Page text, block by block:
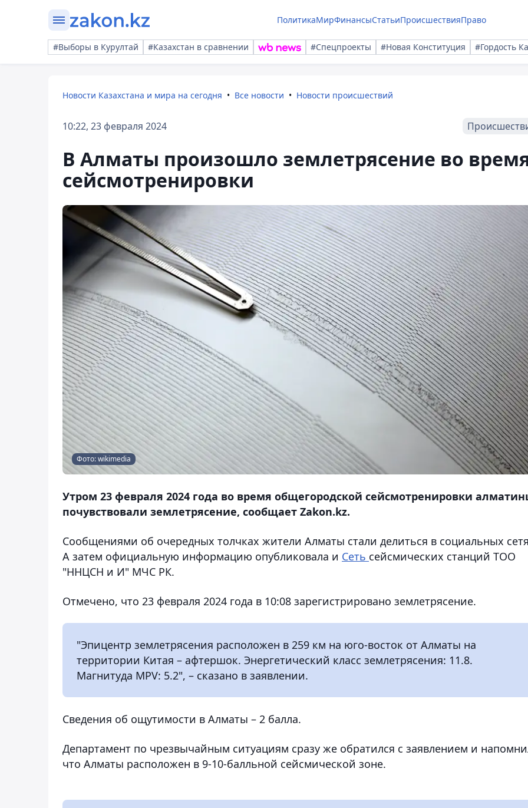
ПолитикаМирФинансыСтатьиПроисшествияПраво
#Выборы в Курултай #Казахстан в сравнении #Спецпроекты #Новая Конституция #Гордость
Новости Казахстана и мира на сегодня Все новости Новости происшествий
10:22, 23 февраля 2024
В Алматы произошло землетрясение во
сейсмотренировки
Фото: wikimedia
Утром 23 февраля 2024 года во время общегородской сейсмотренировки
почувствовали землетрясение, сообщает Zakon.kz.
Сообщениями об очередных толчках жители Алматы стали делиться в социальных
А затем официальную информацию опубликовала и Сеть сейсмических станций ТОО
"ННЦСН и И" МЧС РК.
Отмечено, что 23 февраля 2024 года в 10:08 зарегистрировано землетрясение.
"Эпицентр землетрясения расположен в 259 км на юго-восток от Алматы на
территории Китая – афтершок. Энергетический класс землетрясения: 11.8.
Магнитуда MPV: 5.2", – сказано в заявлении.
Сведения об ощутимости в Алматы – 2 балла.
Департамент по чрезвычайным ситуациям сразу же обратился с заявлением и
что Алматы расположен в 9-10-балльной сейсмической зоне.